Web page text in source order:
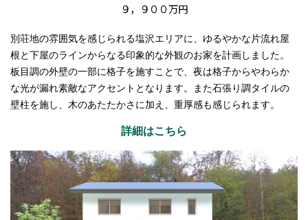
９，９００万円
別荘地の雰囲気を感じられる塩沢エリアに、ゆるやかな片流れ屋
根と下屋のラインからなる印象的な外観のお家を計画しました。
板目調の外壁の一部に格子を施すことで、夜は格子からやわらか
な光が漏れ素敵なアクセントとなります。また石張り調タイルの
壁柱を施し、木のあたたかさに加え、重厚感も感じられます。
詳細はこちら